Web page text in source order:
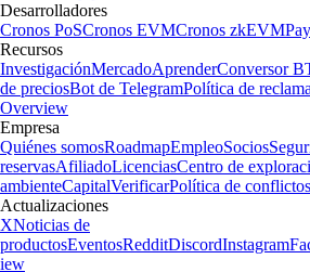
Desarrolladores
Cronos PoSCronos EVMCronos zkEVM
Recursos
InvestigaciónMercadoAprenderConversor
de preciosBot de TelegramPolítica de
Overview
Empresa
Quiénes somosRoadmapEmpleoSocios
reservasAfiliadoLicenciasCentro de
ambienteCapitalVerificarPolítica de
Actualizaciones
XNoticias de
productosEventosRedditDiscordInstagram
iew